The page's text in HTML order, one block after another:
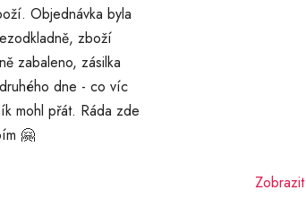
Objednávka byla
zboží
zabaleno, zásilka
dne - co víc
mohl přát. Ráda zde
🤗